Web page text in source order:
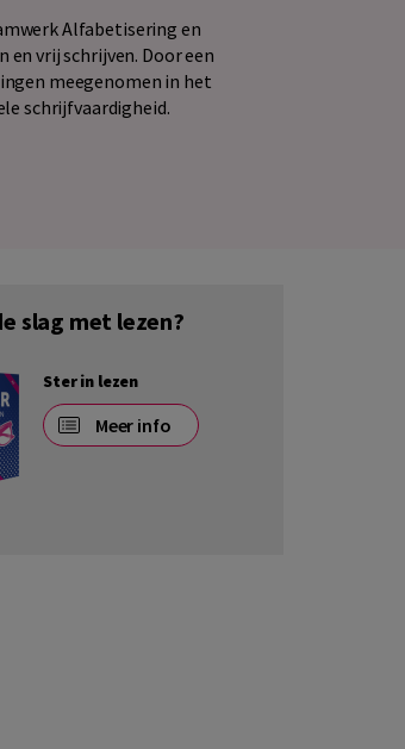
Alfabetisering en
vrij schrijven. Door een
meegenomen in het
schrijfvaardigheid.
slag met lezen?
Ster in lezen
Meer info